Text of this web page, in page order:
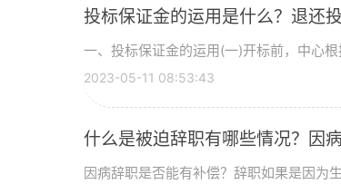
投标保证金的运用是什么？退还
一、投标保证金的运用(一)开标前，中心
2023-05-11 08:53:43
什么是被迫辞职有哪些情况？因
因病辞职是否能有补偿？辞职如果是因为